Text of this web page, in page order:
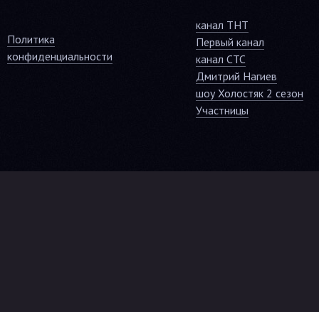
Политика
конфиденциальности
канал ТНТ
Первый канал
канал СТС
Дмитрий Нагиев
шоу Холостяк 2 сезон
Участницы